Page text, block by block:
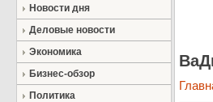
Новости дня
Деловые новости
Экономика
Бизнес-обзор
Политика